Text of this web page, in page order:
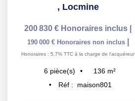
, Locmine
200 830 € Honoraires inclus
190 000 € Honoraires non inclus
Honoraires : 5,7% TTC à la charge de l'acquéreur
6 pièce(s) 136 m²
Réf :
maison801